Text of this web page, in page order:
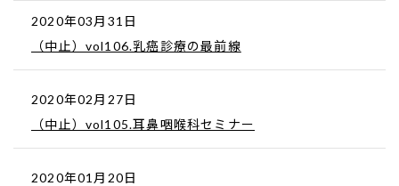
2020年03月31日
（中止）vol106.乳癌診療の最前線
2020年02月27日
（中止）vol105.耳鼻咽喉科セミナー
2020年01月20日